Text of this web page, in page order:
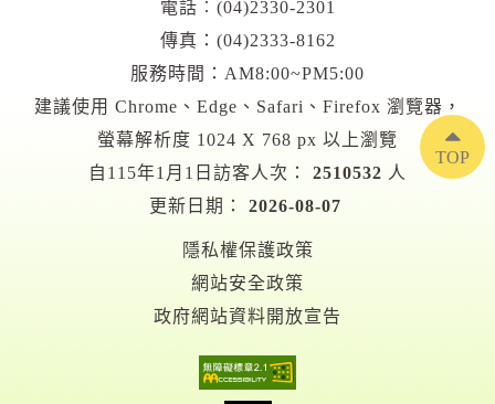
電話︰ (04)2330-2301
傳真：(04)2333-8162
服務時間：AM8:00~PM5:00
建議使用 Chrome、Edge、Safari、Firefox 瀏覽器，
螢幕解析度 1024 X 768 px 以上瀏覽
自115年1月1日訪客人次：
2510532 人
更新日期：
2026-08-07
隱私權保護政策
網站安全政策
政府網站資料開放宣告
TOP